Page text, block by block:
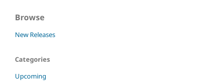
Browse
New Releases
Categories
Upcoming